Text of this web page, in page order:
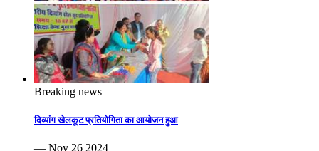
Breaking news
दिव्यांग खेलकूट प्रतियोगिता का आयोजन हुआ
— Nov 26 2024